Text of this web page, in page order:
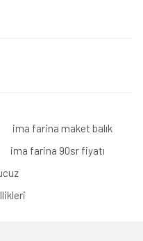
ima farina maket balık
ima farina 90sr fiyatı